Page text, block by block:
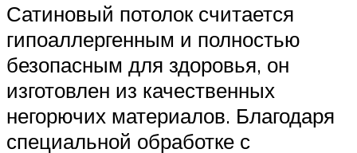
Сатиновый потолок считается
гипоаллергенным и полностью
безопасным для здоровья, он
изготовлен из качественных
негорючих материалов. Благодаря
специальной обработке с